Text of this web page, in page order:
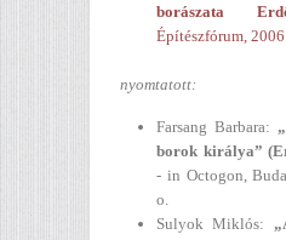
borászata
Építészfórum,
nyomtatott:
Farsang Barbara:
borok királya”
- in Octogon,
o.
Sulyok Miklós: